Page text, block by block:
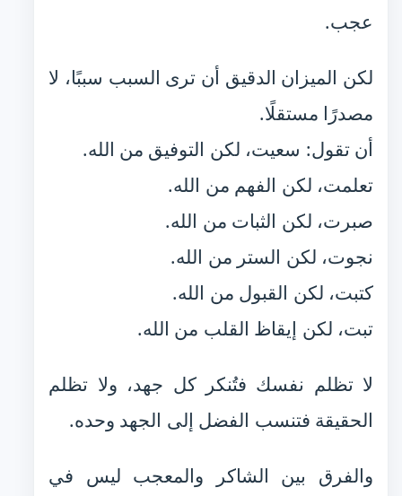
عجب.
لكن الميزان الدقيق أن ترى السبب سببًا، لا
مصدرًا مستقلًا.
أن تقول: سعيت، لكن التوفيق من الله.
تعلمت، لكن الفهم من الله.
صبرت، لكن الثبات من الله.
نجوت، لكن الستر من الله.
كتبت، لكن القبول من الله.
تبت، لكن إيقاظ القلب من الله.
لا تظلم نفسك فتُنكر كل جهد، ولا تظلم
الحقيقة فتنسب الفضل إلى الجهد وحده.
والفرق بين الشاكر والمعجب ليس في